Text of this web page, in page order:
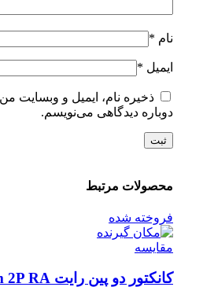
نام *
ایمیل *
ذخیره نام، ایمیل و وبسایت
دوباره دیدگاهی می‌نویسم.
محصولات مرتبط
فروخته شده
مقايسه
کانکتور دو پین رایت XH 2.54mm 2P RA